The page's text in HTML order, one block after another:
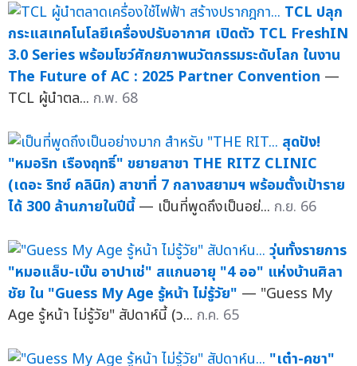
TCL ปลุก
กระแสเทคโนโลยีเครื่องปรับอากาศ เปิดตัว TCL FreshIN
3.0 Series พร้อมโชว์ศักยภาพนวัตกรรมระดับโลก ในงาน
The Future of AC : 2025 Partner Convention —
TCL ผู้นำตล... ก.พ. 68
สุดปัง!
"หมอริท เรืองฤทธิ์" ขยายสาขา THE RITZ CLINIC
(เดอะ ริทซ์ คลินิก) สาขาที่ 7 กลางสยามฯ พร้อมตั้งเป้าราย
ได้ 300 ล้านภายในปีนี้ — เป็นที่พูดถึงเป็นอย่... ก.ย. 66
วุ่นทั้งรายการ
"หมอแล็บ-เบ๊น อาปาเช่" สแกนอายุ "4 ออ" แห่งบ้านศิลา
ชัย ใน "Guess My Age รู้หน้า ไม่รู้วัย" — "Guess My
Age รู้หน้า ไม่รู้วัย" สัปดาห์นี้ (ว... ก.ค. 65
"เต๋า-คชา"